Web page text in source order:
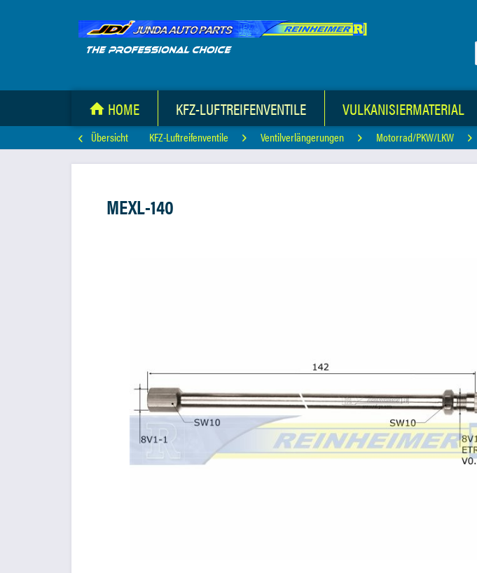
HOME KFZ-LUFTREIFENVENTILE VULKANISIERMATERIAL
Übersicht KFZ-Luftreifenventile Ventilverlängerungen Motorrad/PKW/LKW
MEXL-140